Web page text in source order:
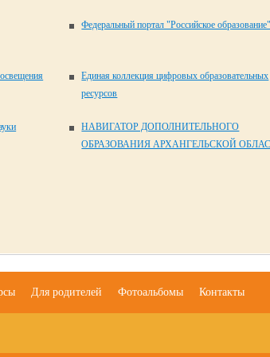
Федеральный портал "Российское образование"
Единая коллекция цифровых образовательных
ресурсов
НАВИГАТОР ДОПОЛНИТЕЛЬНОГО
ОБРАЗОВАНИЯ АРХАНГЕЛЬСКОЙ
Для родителей Фотоальбомы Контакты